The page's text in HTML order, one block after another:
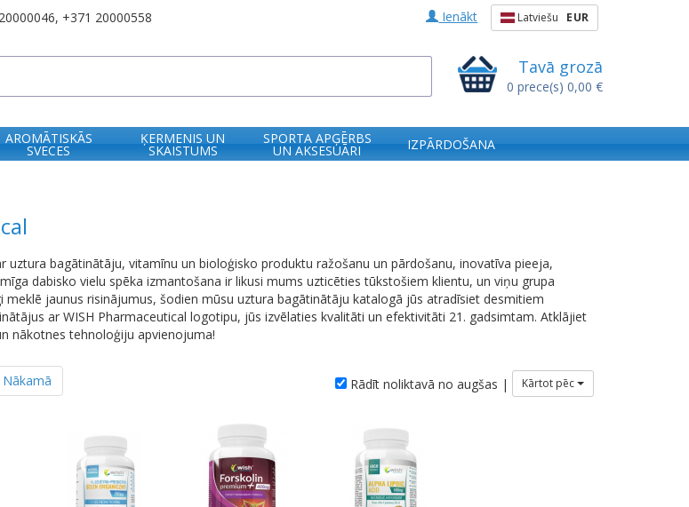
, +371 20000558 Ienākt Latviešu EUR
Tavā grozā
0 prece(s) 0,00 €
AROMĀTISKĀS
SVECES
ĶERMENIS UN
SKAISTUMS
SPORTA APĢĒRBS
UN AKSESUĀRI
IZPĀRDOŠANA
uztura bagātinātāju, vitamīnu un bioloģisko produktu ražošanu un pārdošanu, inovatīva pieeja,
dabisko vielu spēka izmantošana ir likusi mums uzticēties tūkstošiem klientu, un viņu grupa
meklē jaunus risinājumus, šodien mūsu uztura bagātinātāju katalogā jūs atradīsiet desmitiem
ar WISH Pharmaceutical logotipu, jūs izvēlaties kvalitāti un efektivitāti 21. gadsimtam. Atklājiet
nākotnes tehnoloģiju apvienojuma!
Nākamā Rādīt noliktavā no augšas | Kārtot pēc